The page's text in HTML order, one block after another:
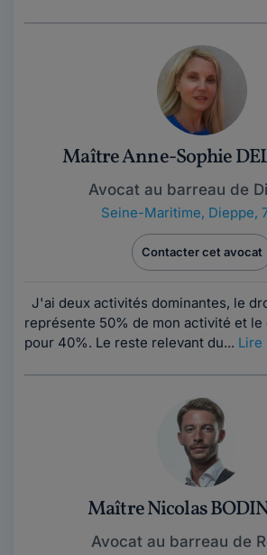
Maître Anne-Sophie
Avocat au barreau de
Seine-Maritime, Dieppe,
Contacter cet avocat
J'ai deux activités dominantes, le
représente 50% de mon activité et
pour 40%. Le reste relevant du... Lire
Maître Nicolas
Avocat au barreau de